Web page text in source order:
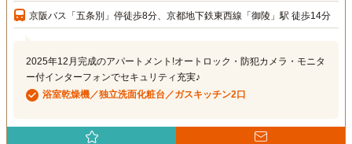
京阪バス「五条別」停徒歩8分、京都地下鉄東西線「御陵」駅 徒歩14分
2025年12月完成のアパートメント!オートロック・防犯カメラ・モニタ
ー付インターフォンでセキュリティ充実♪
浴室乾燥機／独立洗面化粧台／ガスキッチン2口